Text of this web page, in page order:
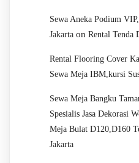
Sewa Aneka Podium
Jakarta on Rental Tenda
Rental Flooring Cover
Sewa Meja IBM,kursi
Sewa Meja Bangku
Spesialis Jasa Dekorasi
Meja Bulat D120,D160
Jakarta